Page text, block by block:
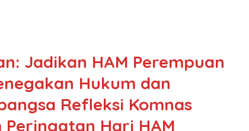
Jadikan HAM Perempuan
Hukum dan
Refleksi Komnas
Hari HAM